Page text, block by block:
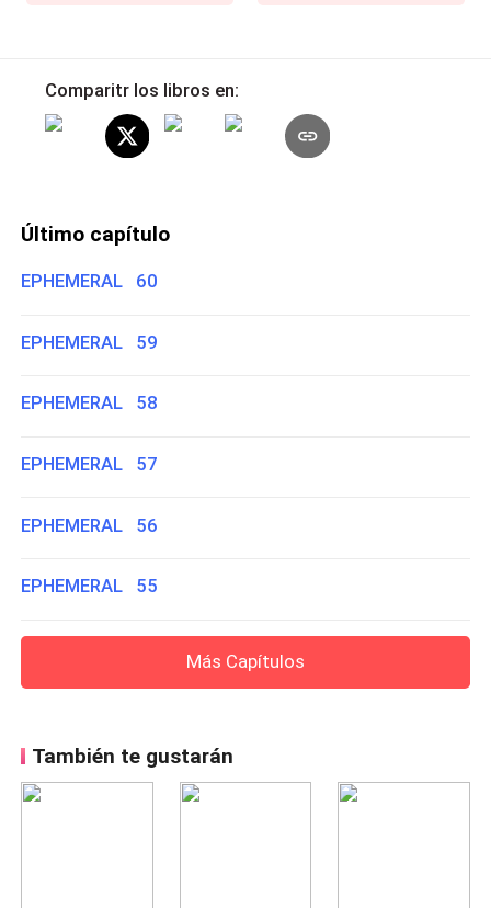
Comparitr los libros en:
Último capítulo
EPHEMERAL 60
EPHEMERAL 59
EPHEMERAL 58
EPHEMERAL 57
EPHEMERAL 56
EPHEMERAL 55
Más Capítulos
También te gustarán